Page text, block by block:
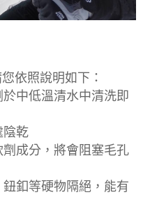
依照說明如下：
中低溫清水中清洗即
陰乾
成分，將會阻塞毛孔
釦等硬物隔絕，能有